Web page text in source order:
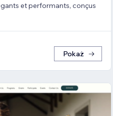
et performants, conçus
Pokaż